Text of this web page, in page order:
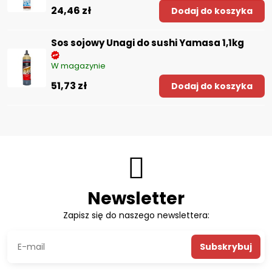
24,46 zł Dodaj do koszyka
Sos sojowy Unagi do sushi Yamasa 1,1kg
W magazynie
51,73 zł Dodaj do koszyka
Newsletter
Zapisz się do naszego newslettera:
Subskrybuj